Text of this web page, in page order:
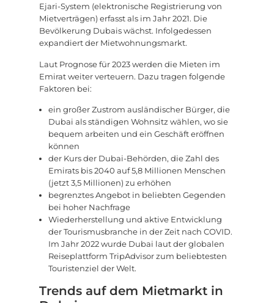
Ejari-System (elektronische Registrierung von
Mietverträgen) erfasst als im Jahr 2021. Die
Bevölkerung Dubais wächst. Infolgedessen
expandiert der Mietwohnungsmarkt.
Laut Prognose für 2023 werden die Mieten im
Emirat weiter verteuern. Dazu tragen folgende
Faktoren bei:
ein großer Zustrom ausländischer Bürger, die
Dubai als ständigen Wohnsitz wählen, wo sie
bequem arbeiten und ein Geschäft eröffnen
können
der Kurs der Dubai-Behörden, die Zahl des
Emirats bis 2040 auf 5,8 Millionen Menschen
(jetzt 3,5 Millionen) zu erhöhen
begrenztes Angebot in beliebten Gegenden
bei hoher Nachfrage
Wiederherstellung und aktive Entwicklung
der Tourismusbranche in der Zeit nach COVID.
Im Jahr 2022 wurde Dubai laut der globalen
Reiseplattform TripAdvisor zum beliebtesten
Touristenziel der Welt.
Trends auf dem Mietmarkt in